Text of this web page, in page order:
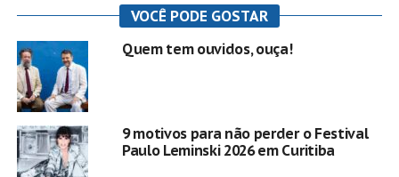
VOCÊ PODE GOSTAR
Quem tem ouvidos, ouça!
9 motivos para não perder o Festival
Paulo Leminski 2026 em Curitiba